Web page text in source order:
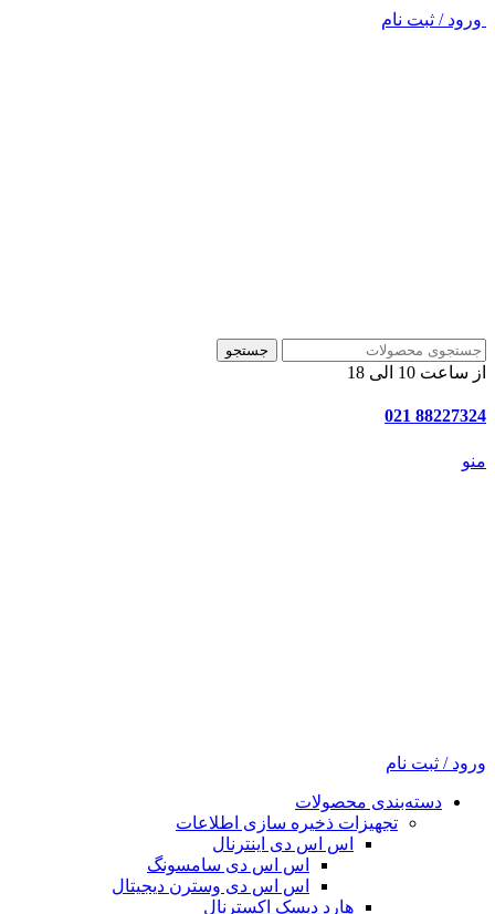
ورود / ثبت نام
جستجو
از ساعت 10 الی 18
88227324 021
منو
ورود / ثبت نام
دسته‌بندی محصولات
تجهیزات ذخیره سازی اطلاعات
اس اس دی اینترنال
اس اس دی سامسونگ
اس اس دی وسترن دیجیتال
هارد دیسک اکسترنال